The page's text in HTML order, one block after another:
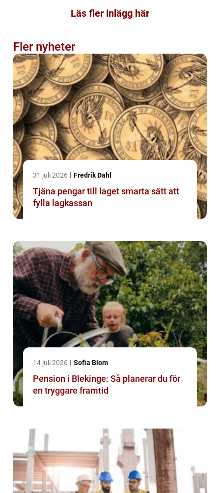
Läs fler inlägg här
Fler nyheter
31 juli 2026 Fredrik Dahl
Tjäna pengar till laget smarta sätt att
fylla lagkassan
14 juli 2026 Sofia Blom
Pension i Blekinge: Så planerar du för
en tryggare framtid